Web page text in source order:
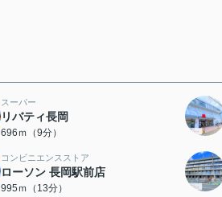
スーパー
リバティ長岡
696ｍ（9分）
コンビニエンスストア
ローソン 長岡駅前店
995ｍ（13分）